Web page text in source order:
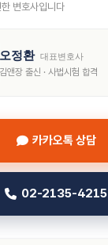
변호사입니다
오정환 대표변호사
김앤장 출신 · 사법시험 합격
카카오톡 상담
02-2135-4215